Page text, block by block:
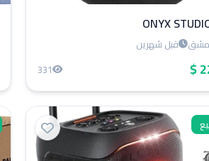
ONYX
قبل شهرين
331